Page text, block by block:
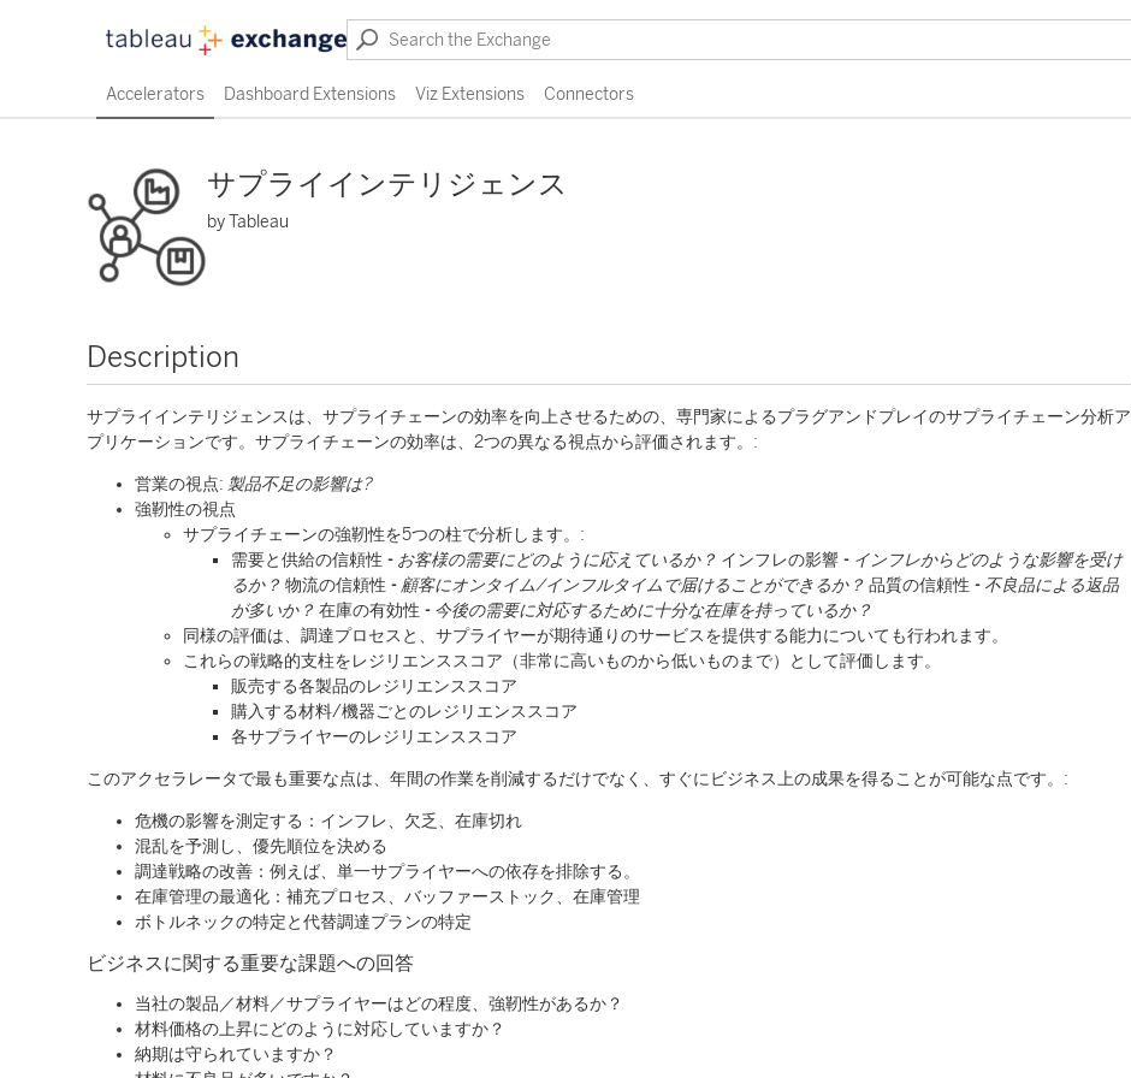
Accelerators Dashboard Extensions Viz Extensions Connectors
サプライインテリジェンス
by Tableau
Description
サプライインテリジェンスは、サプライチェーンの効率を向上させるための、専門家によるプラグアンドプレイのサプライチェーン分析ア
プリケーションです。サプライチェーンの効率は、2つの異なる視点から評価されます。:
営業の視点: 製品不足の影響は?
強靭性の視点
サプライチェーンの強靭性を5つの柱で分析します。:
需要と供給の信頼性 - お客様の需要にどのように応えているか？ インフレの影響 - インフレからどのような影響を受け
るか？ 物流の信頼性 - 顧客にオンタイム/インフルタイムで届けることができるか？ 品質の信頼性 - 不良品による返品
が多いか？ 在庫の有効性 - 今後の需要に対応するために十分な在庫を持っているか？
同様の評価は、調達プロセスと、サプライヤーが期待通りのサービスを提供する能力についても行われます。
これらの戦略的支柱をレジリエンススコア （非常に高いものから低いものまで）として評価します。
販売する各製品のレジリエンススコア
購入する材料/機器ごとのレジリエンススコア
各サプライヤーのレジリエンススコア
このアクセラレータで最も重要な点は、年間の作業を削減するだけでなく、すぐにビジネス上の成果を得ることが可能な点です。:
危機の影響を測定する：インフレ、欠乏、在庫切れ
混乱を予測し、優先順位を決める
調達戦略の改善：例えば、単一サプライヤーへの依存を排除する。
在庫管理の最適化：補充プロセス、バッファーストック、在庫管理
ボトルネックの特定と代替調達プランの特定
ビジネスに関する重要な課題への回答
当社の製品／材料／サプライヤーはどの程度、強靭性があるか？
材料価格の上昇にどのように対応していますか？
納期は守られていますか？